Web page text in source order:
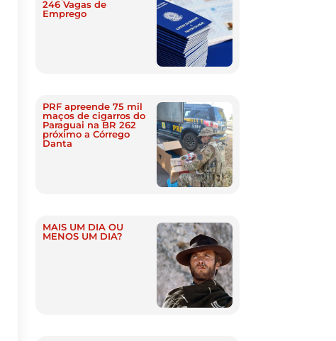
246 Vagas de
Emprego
PRF apreende 75 mil
maços de cigarros do
Paraguai na BR 262
próximo a Córrego
Danta
MAIS UM DIA OU
MENOS UM DIA?